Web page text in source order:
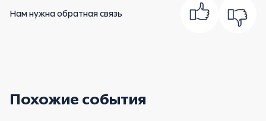
Нам нужна обратная связь
Похожие события